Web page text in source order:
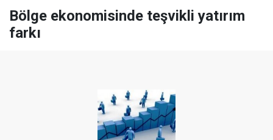
Bölge ekonomisinde teşvikli yatırım
farkı